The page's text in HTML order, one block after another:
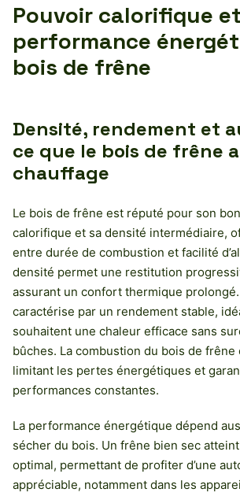
Pouvoir calorifique et
performance
bois de frêne
Densité, rendement et
ce que le bois de frêne
chauffage
Le bois de frêne est réputé pour son
calorifique et sa densité intermédiaire,
entre durée de combustion et facilité
densité permet une restitution
assurant un confort thermique
caractérise par un rendement stable,
souhaitent une chaleur efficace sans
bûches. La combustion du bois de frêne
limitant les pertes énergétiques et
performances constantes.
La performance énergétique dépend
sécher du bois. Un frêne bien sec
optimal, permettant de profiter d’une
appréciable, notamment dans les